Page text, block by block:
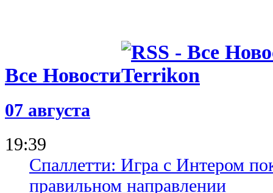
Все Новости
07 августа
19:39
Спаллетти: Игра с Интером
правильном направлении